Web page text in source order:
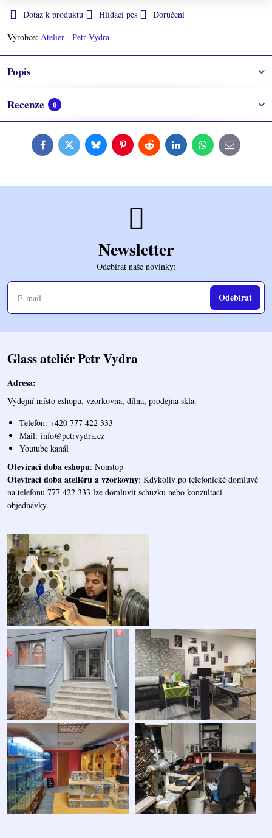
Dotaz k produktu Hlídací pes
Doručení
Výrobce: Atelier - Petr Vydra
Popis
Recenze 0
FacebookTwitterBlueskyPinterestReddit LinkedInWhatsApp
E-
mail
Newsletter
Odebírat naše novinky:
Odebírat
Glass ateliér Petr Vydra
Adresa:
Výdejní místo eshopu, vzorkovna, dílna, prodejna skla.
Telefon: +420 777 422 333
Mail: info@petrvydra.cz
Youtube kanál
Otevírací doba eshopu: Nonstop
Otevírací doba ateliéru a vzorkovny: Kdykoliv po telefonické domluvě
na telefonu 777 422 333 lze domluvit schůzku nebo konzultaci
objednávky.